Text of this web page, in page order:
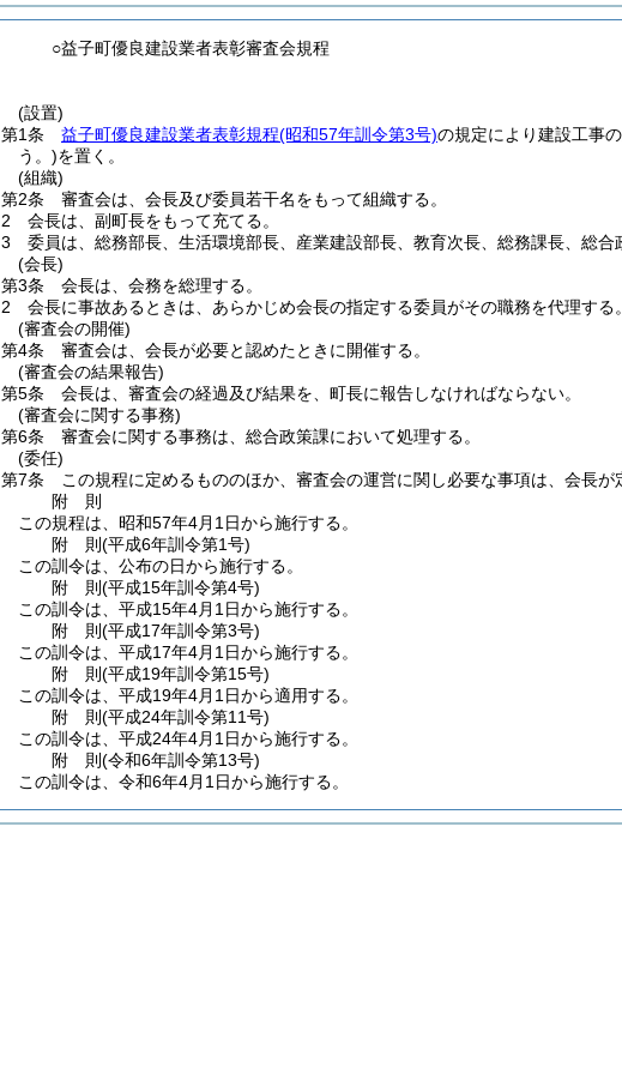
○益子町優良建設業者表彰審査会規程
(設置)
第1条
益子町優良建設業者表彰規程(昭和57年訓令第3号)の規定により建設工事
う。)を置く。
(組織)
第2条
審査会は、会長及び委員若干名をもって組織する。
2
会長は、副町長をもって充てる。
3
委員は、総務部長、生活環境部長、産業建設部長、教育次長、総務課長、総
(会長)
第3条
会長は、会務を総理する。
2
会長に事故あるときは、あらかじめ会長の指定する委員がその職務を代理する。
(審査会の開催)
第4条
審査会は、会長が必要と認めたときに開催する。
(審査会の結果報告)
第5条
会長は、審査会の経過及び結果を、町長に報告しなければならない。
(審査会に関する事務)
第6条
審査会に関する事務は、総合政策課において処理する。
(委任)
第7条
この規程に定めるもののほか、審査会の運営に関し必要な事項は、会長が
附 則
この規程は、昭和57年4月1日から施行する。
附 則(平成6年訓令第1号)
この訓令は、公布の日から施行する。
附 則(平成15年訓令第4号)
この訓令は、平成15年4月1日から施行する。
附 則(平成17年訓令第3号)
この訓令は、平成17年4月1日から施行する。
附 則(平成19年訓令第15号)
この訓令は、平成19年4月1日から適用する。
附 則(平成24年訓令第11号)
この訓令は、平成24年4月1日から施行する。
附 則(令和6年訓令第13号)
この訓令は、令和6年4月1日から施行する。